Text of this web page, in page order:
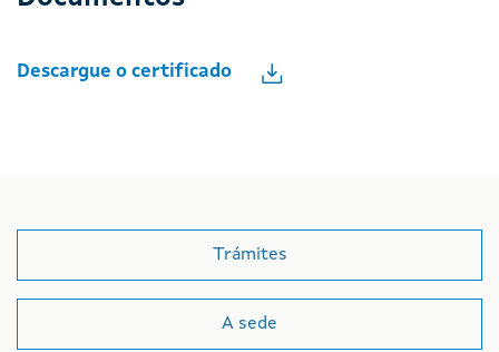
Descargue o certificado
Trámites
A sede